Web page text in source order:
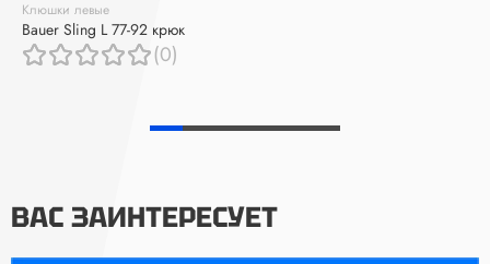
Клюшки левые
Bauer Sling L 77-92 крюк
(0)
ВАС ЗАИНТЕРЕСУЕТ